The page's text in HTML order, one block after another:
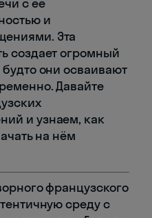
и
Эта
создает огромный
они осваивают
Давайте
и узнаем, как
на нём
французского
среду с